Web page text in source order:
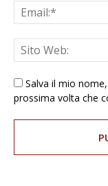
Salva il mio
prossima volta che